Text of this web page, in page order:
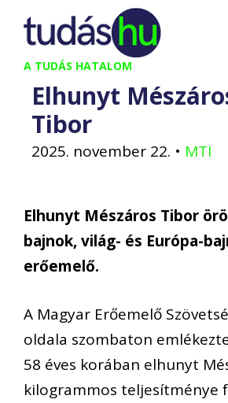
Kilépés
tartalomba
A TUDÁS HATALOM
Elhunyt
Tibor
2025. november 22. • MTI
Elhunyt Mészáros Tibor
bajnok, világ- és Európa-
erőemelő.
A Magyar Erőemelő
oldala szombaton
58 éves korában elhunyt
kilogrammos teljesítménye